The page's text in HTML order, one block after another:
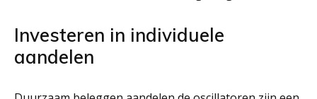
Investeren in individuele
aandelen